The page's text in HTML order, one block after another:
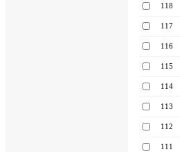
118
117
116
115
114
113
112
111